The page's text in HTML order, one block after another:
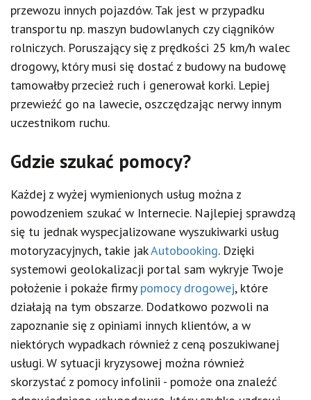
przewozu innych pojazdów. Tak jest w przypadku
transportu np. maszyn budowlanych czy ciągników
rolniczych. Poruszający się z prędkości 25 km/h walec
drogowy, który musi się dostać z budowy na budowę
tamowałby przecież ruch i generował korki. Lepiej
przewieźć go na lawecie, oszczędzając nerwy innym
uczestnikom ruchu.
Gdzie szukać pomocy?
Każdej z wyżej wymienionych usług można z
powodzeniem szukać w Internecie. Najlepiej sprawdzą
się tu jednak wyspecjalizowane wyszukiwarki usług
motoryzacyjnych, takie jakAutobooking. Dzięki
systemowi geolokalizacji portal sam wykryje Twoje
położenie i pokaże firmy pomocy drogowej, które
działają na tym obszarze. Dodatkowo pozwoli na
zapoznanie się z opiniami innych klientów, a w
niektórych wypadkach również z ceną poszukiwanej
usługi. W sytuacji kryzysowej można również
skorzystać z pomocy infolinii - pomoże ona znaleźć